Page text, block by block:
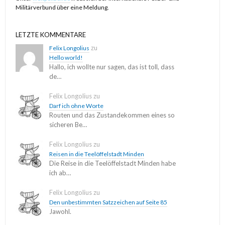
nehmen und schließlich getilgt werden.
Ich habe ein bisschen überreagiert und zudem konnte bei
Verschwörung? Eine Folterverschwörung. Sie ist nach
tagesaktueller emotionaler Draufsicht tatsächlich ein ganz kleines
bisschen überwunden, aber vorhin am Bahnhof, da hat es wieder
Das hat nichts persönlich mit einer Hochzeit zu tun.
Veröffentlichungen. Weil mich in der U-Bahn eine News ereilt, dass
es wohl bald, ich hätte dann an morgen oder übermorgen gedacht,
Militärverbund über eine Meldung.
LETZTE KOMMENTARE
Felix Longolius zu
Hello world!
Hallo, ich wollte nur sagen, das ist toll, dass
de…
Felix Longoliuszu
Darf ich ohne Worte
Routen und das Zustandekommen eines so
sicheren Be…
Felix Longoliuszu
Reisen in die Teelöffelstadt Minden
Die Reise in die Teelöffelstadt Minden habe
ich ab…
Felix Longoliuszu
Den unbestimmten Satzzeichen auf Seite 85
Jawohl.